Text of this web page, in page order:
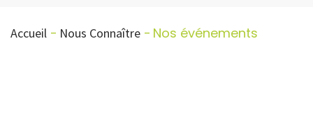
Accueil Nous Connaître Nos événements